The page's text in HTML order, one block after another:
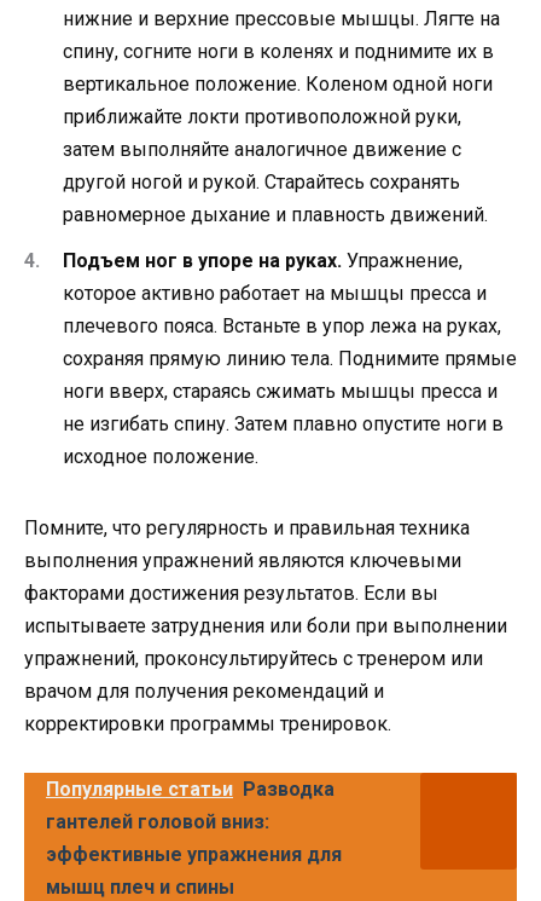
нижние и верхние прессовые мышцы. Лягте на
спину, согните ноги в коленях и поднимите их в
вертикальное положение. Коленом одной ноги
приближайте локти противоположной руки,
затем выполняйте аналогичное движение с
другой ногой и рукой. Старайтесь сохранять
равномерное дыхание и плавность движений.
Подъем ног в упоре на руках. Упражнение,
которое активно работает на мышцы пресса и
плечевого пояса. Встаньте в упор лежа на руках,
сохраняя прямую линию тела. Поднимите прямые
ноги вверх, стараясь сжимать мышцы пресса и
не изгибать спину. Затем плавно опустите ноги в
исходное положение.
Помните, что регулярность и правильная техника
выполнения упражнений являются ключевыми
факторами достижения результатов. Если вы
испытываете затруднения или боли при выполнении
упражнений, проконсультируйтесь с тренером или
врачом для получения рекомендаций и
корректировки программы тренировок.
Популярные статьи Разводка
гантелей головой вниз:
эффективные упражнения для
мышц плеч и спины